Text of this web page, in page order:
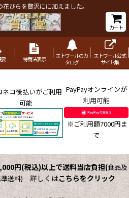
びらを贅沢にに加えました。
カート
特商法表示
エトワールのカ
タログ
エトワール公式
サイト集
ネコ後払いがご利用
可能
PayPayオンラインが
利用可能
※ご利用額7000円ま
で
円(税込)以上で送料当店負担(食品及
送料)詳しくはこちらをクリック